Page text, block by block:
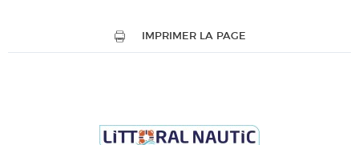
IMPRIMER LA PAGE